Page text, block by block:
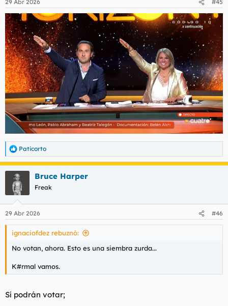
29 Abr 2026 #45
R
e
a
e
s
Paticorto
Bruce Harper
Freak
29 Abr 2026 #46
ignaciofdez rebuznó:
No votan, ahora. Esto es una siembra zurda...
K#rmal vamos.
Sí podrán votar;